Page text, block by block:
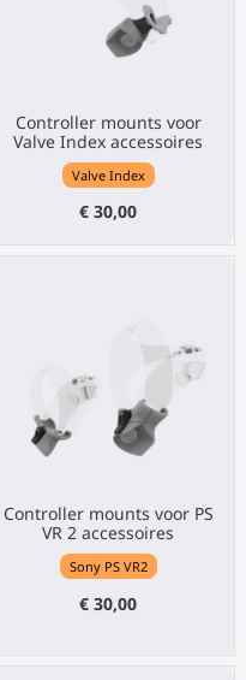
Controller mounts voor
Valve Index accessoires
Valve Index
€ 30,00
Controller mounts voor PS
VR 2 accessoires
Sony PS VR2
€ 30,00